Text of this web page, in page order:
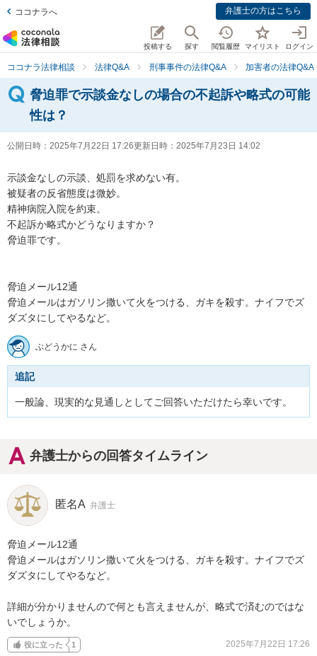
ココナラへ 弁護士の方はこちら
投稿する 探す 閲覧履歴 マイリスト ログイン
ココナラ法律相談 法律Q&A 刑事事件の法律Q&A 加害者の法律Q&A
脅迫罪で示談金なしの場合の不起訴や略式の可能
性は？
公開日時： 2025年7月22日 17:26更新日時： 2025年7月23日 14:02
示談金なしの示談、処罰を求めない有。
被疑者の反省態度は微妙。
精神病院入院を約束。
不起訴か略式かどうなりますか？
脅迫罪です。
脅迫メール12通
脅迫メールはガソリン撒いて火をつける、ガキを殺す。ナイフでズ
ダズタにしてやるなど。
ぶどうかに さん
追記
弁護士からの回答タイムライン
匿名A 弁護士
脅迫メール12通
脅迫メールはガソリン撒いて火をつける、ガキを殺す。ナイフでズ
ダズタにしてやるなど。
詳細が分かりませんので何とも言えませんが、略式で済むのではな
いでしょうか。
役に立った 1 2025年7月22日 17:26